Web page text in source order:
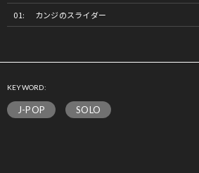
カンジのスライダー
KEYWORD:
J-POP SOLO